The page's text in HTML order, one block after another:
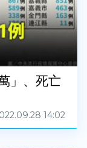
」、死亡
14:02